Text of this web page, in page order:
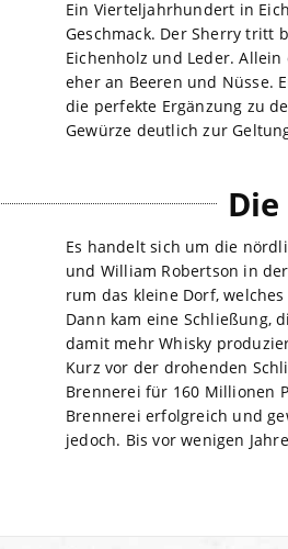
Ein Vierteljahrhundert in
Geschmack. Der Sherry tritt
Eichenholz und Leder.
eher an Beeren und Nüsse.
die perfekte Ergänzung zu
Gewürze deutlich zur
Es handelt sich um die
und William Robertson in
rum das kleine Dorf,
Dann kam eine Schließung,
damit mehr Whisky
Kurz vor der drohenden
Brennerei für 160 Millionen
Brennerei erfolgreich und
jedoch. Bis vor wenigen